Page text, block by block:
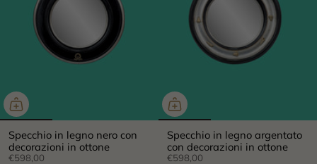
Specchio in legno nero con
decorazioni in ottone
€598,00
Specchio in legno argentato
con decorazioni in ottone
€598,00